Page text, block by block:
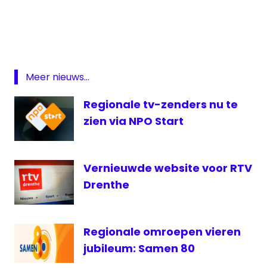
Meer nieuws...
Regionale tv-zenders nu te
zien via NPO Start
Vernieuwde website voor RTV
Drenthe
Regionale omroepen vieren
jubileum: Samen 80